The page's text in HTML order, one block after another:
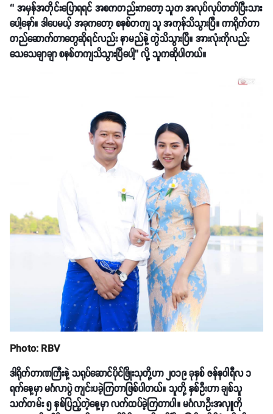
‘’ အမှန်အတိုင်းပြောရရင် အစကတည်းကတော့ သူက အလုပ်လုပ်တတ်ပြီးသား
ပေါ့နော်။ ဒါပေမယ့် အခုကတော့ စနစ်တကျ သူ အကုန်သိသွားပြီ။ ကာရိုက်တာ
တည်ဆောက်တာတွေဆိုရင်လည်း နာမည်နဲ့ တွဲသိသွားပြီ။ အားလုံးကိုလည်း
သေသေချာချာ စနစ်တကျသိသွားပြီပေါ့’’ လို့ သူကဆိုပါတယ်။
Photo: RBV
ဒါရိုက်တာဏကြီးနဲ့ သရုပ်ဆောင်ပိုင်ဖြိုးသုတို့ဟာ ၂၀၁၉ ခုနှစ် ဇန်နဝါရီလ ၁
ရက်နေ့မှာ မင်္ဂလာပွဲ ကျင်းပခဲ့ကြတာဖြစ်ပါတယ်။ သူတို့ နှစ်ဦးဟာ ချစ်သူ
သက်တမ်း ၅ နှစ်ပြည့်တဲ့နေ့မှာ လက်ထပ်ခဲ့ကြတာပါ။ မင်္ဂလာဦးအလှူကို